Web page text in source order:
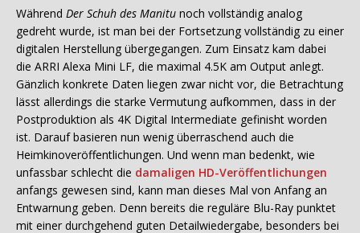
Während Der Schuh des Manitu noch vollständig analog
gedreht wurde, ist man bei der Fortsetzung vollständig zu einer
digitalen Herstellung übergegangen. Zum Einsatz kam dabei
die ARRI Alexa Mini LF, die maximal 4.5K am Output anlegt.
Gänzlich konkrete Daten liegen zwar nicht vor, die Betrachtung
lässt allerdings die starke Vermutung aufkommen, dass in der
Postproduktion als 4K Digital Intermediate gefinisht worden
ist. Darauf basieren nun wenig überraschend auch die
Heimkinoveröffentlichungen. Und wenn man bedenkt, wie
unfassbar schlecht die damaligen HD-Veröffentlichungen
anfangs gewesen sind, kann man dieses Mal von Anfang an
Entwarnung geben. Denn bereits die reguläre Blu-Ray punktet
mit einer durchgehend guten Detailwiedergabe, besonders bei